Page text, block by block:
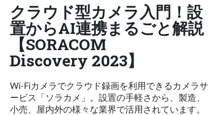
クラウド型カメラ入門！設
置からAI連携まるごと解説
【SORACOM
Discovery 2023】
Wi-Fiカメラでクラウド録画を利用できるカメラサ
ービス「ソラカメ」。設置の手軽さから、製造、
小売、屋内外の様々な業界で活用されています。